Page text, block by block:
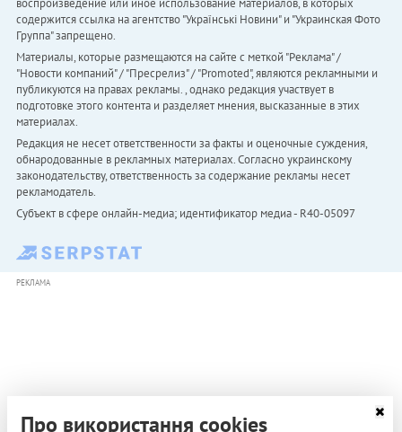
содержится ссылка на агентство "Українськi Новини" и "Украинская Фото
Группа" запрещено.
Материалы, которые размещаются на сайте с меткой "Реклама" /
"Новости компаний" / "Пресрелиз" / "Promoted", являются рекламными и
публикуются на правах рекламы. , однако редакция участвует в
подготовке этого контента и разделяет мнения, высказанные в этих
материалах.
Редакция не несет ответственности за факты и оценочные суждения,
обнародованные в рекламных материалах. Согласно украинскому
законодательству, ответственность за содержание рекламы несет
рекламодатель.
Субъект в сфере онлайн-медиа; идентификатор медиа - R40-05097
РЕКЛАМА
Про використання cookies